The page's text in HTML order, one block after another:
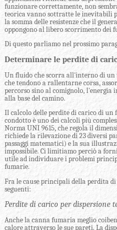
funzionare correttamente, non
teorica vanno sottratte le inevitabili
la somma delle resistenze che il
oppongono al libero scorrimento dei
Di questo parliamo nel prossimo
Determinare le perdite di
Un fluido che scorra all'interno di un
che tendono a rallentarne corsa,
percorso sino al comignolo, l'energia
alla base del camino.
Il calcolo delle perdite di carico di
condotto è uno dei calcoli più
Norma UNI 9615, che regola il
richiede la rilevazione di 23 diversi
passaggi matematici) e la sua
impossibile. Ci limitiamo perciò a
utile ad individuare i problemi
fumarie.
Fra le cause principali della perdita
seguenti:
Perdite di carico per dispersione
Anche la canna fumaria meglio
calore attraverso le sue pareti. La